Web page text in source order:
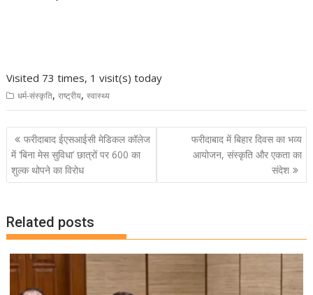
Visited 73 times, 1 visit(s) today
धर्म-संस्कृति,राष्ट्रीय,स्वास्थ्य
Post
navigation
फरीदाबाद ईएसआईसी मेडिकल कॉलेज
में ‘बिना मेस सुविधा’ छात्रों पर 600 का
शुल्क थोपने का विरोध
फरीदाबाद में बिहार दिवस का भव्य
आयोजन, संस्कृति और एकता का
संदेश
Related posts